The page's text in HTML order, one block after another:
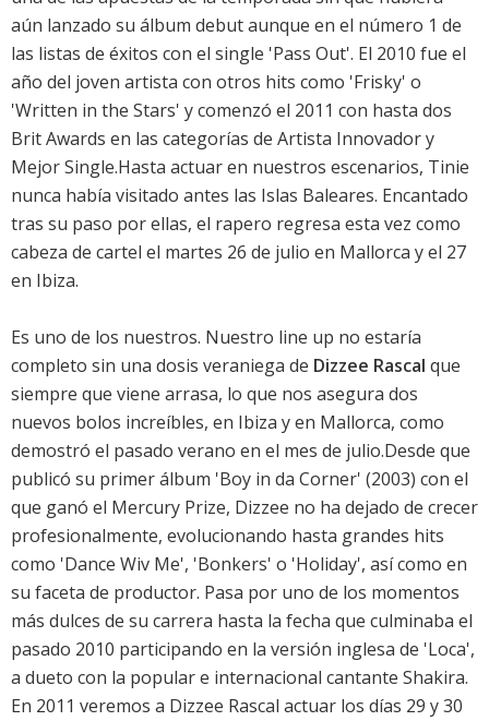
aún lanzado su álbum debut aunque en el número 1 de
las listas de éxitos con el single 'Pass Out'. El 2010 fue el
año del joven artista con otros hits como 'Frisky' o
'Written in the Stars' y comenzó el 2011 con hasta dos
Brit Awards en las categorías de Artista Innovador y
Mejor Single.Hasta actuar en nuestros escenarios, Tinie
nunca había visitado antes las Islas Baleares. Encantado
tras su paso por ellas, el rapero regresa esta vez como
cabeza de cartel el martes 26 de julio en Mallorca y el 27
en Ibiza.
Es uno de los nuestros. Nuestro line up no estaría
completo sin una dosis veraniega de Dizzee Rascal que
siempre que viene arrasa, lo que nos asegura dos
nuevos bolos increíbles, en Ibiza y en Mallorca, como
demostró el pasado verano en el mes de julio.Desde que
publicó su primer álbum 'Boy in da Corner' (2003) con el
que ganó el Mercury Prize, Dizzee no ha dejado de crecer
profesionalmente, evolucionando hasta grandes hits
como 'Dance Wiv Me', 'Bonkers' o 'Holiday', así como en
su faceta de productor. Pasa por uno de los momentos
más dulces de su carrera hasta la fecha que culminaba el
pasado 2010 participando en la versión inglesa de 'Loca',
a dueto con la popular e internacional cantante Shakira.
En 2011 veremos a Dizzee Rascal actuar los días 29 y 30